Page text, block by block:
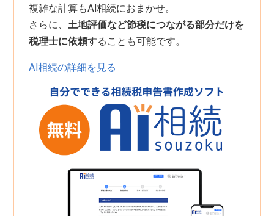
複雑な計算もAI相続におまかせ。
さらに、土地評価など節税につながる部分だけを
税理士に依頼することも可能です。
AI相続の詳細を見る